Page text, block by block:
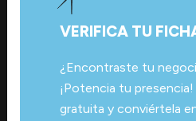
VERIFICA TU
¿Encontraste tu
¡Potencia tu
gratuita y conviértela